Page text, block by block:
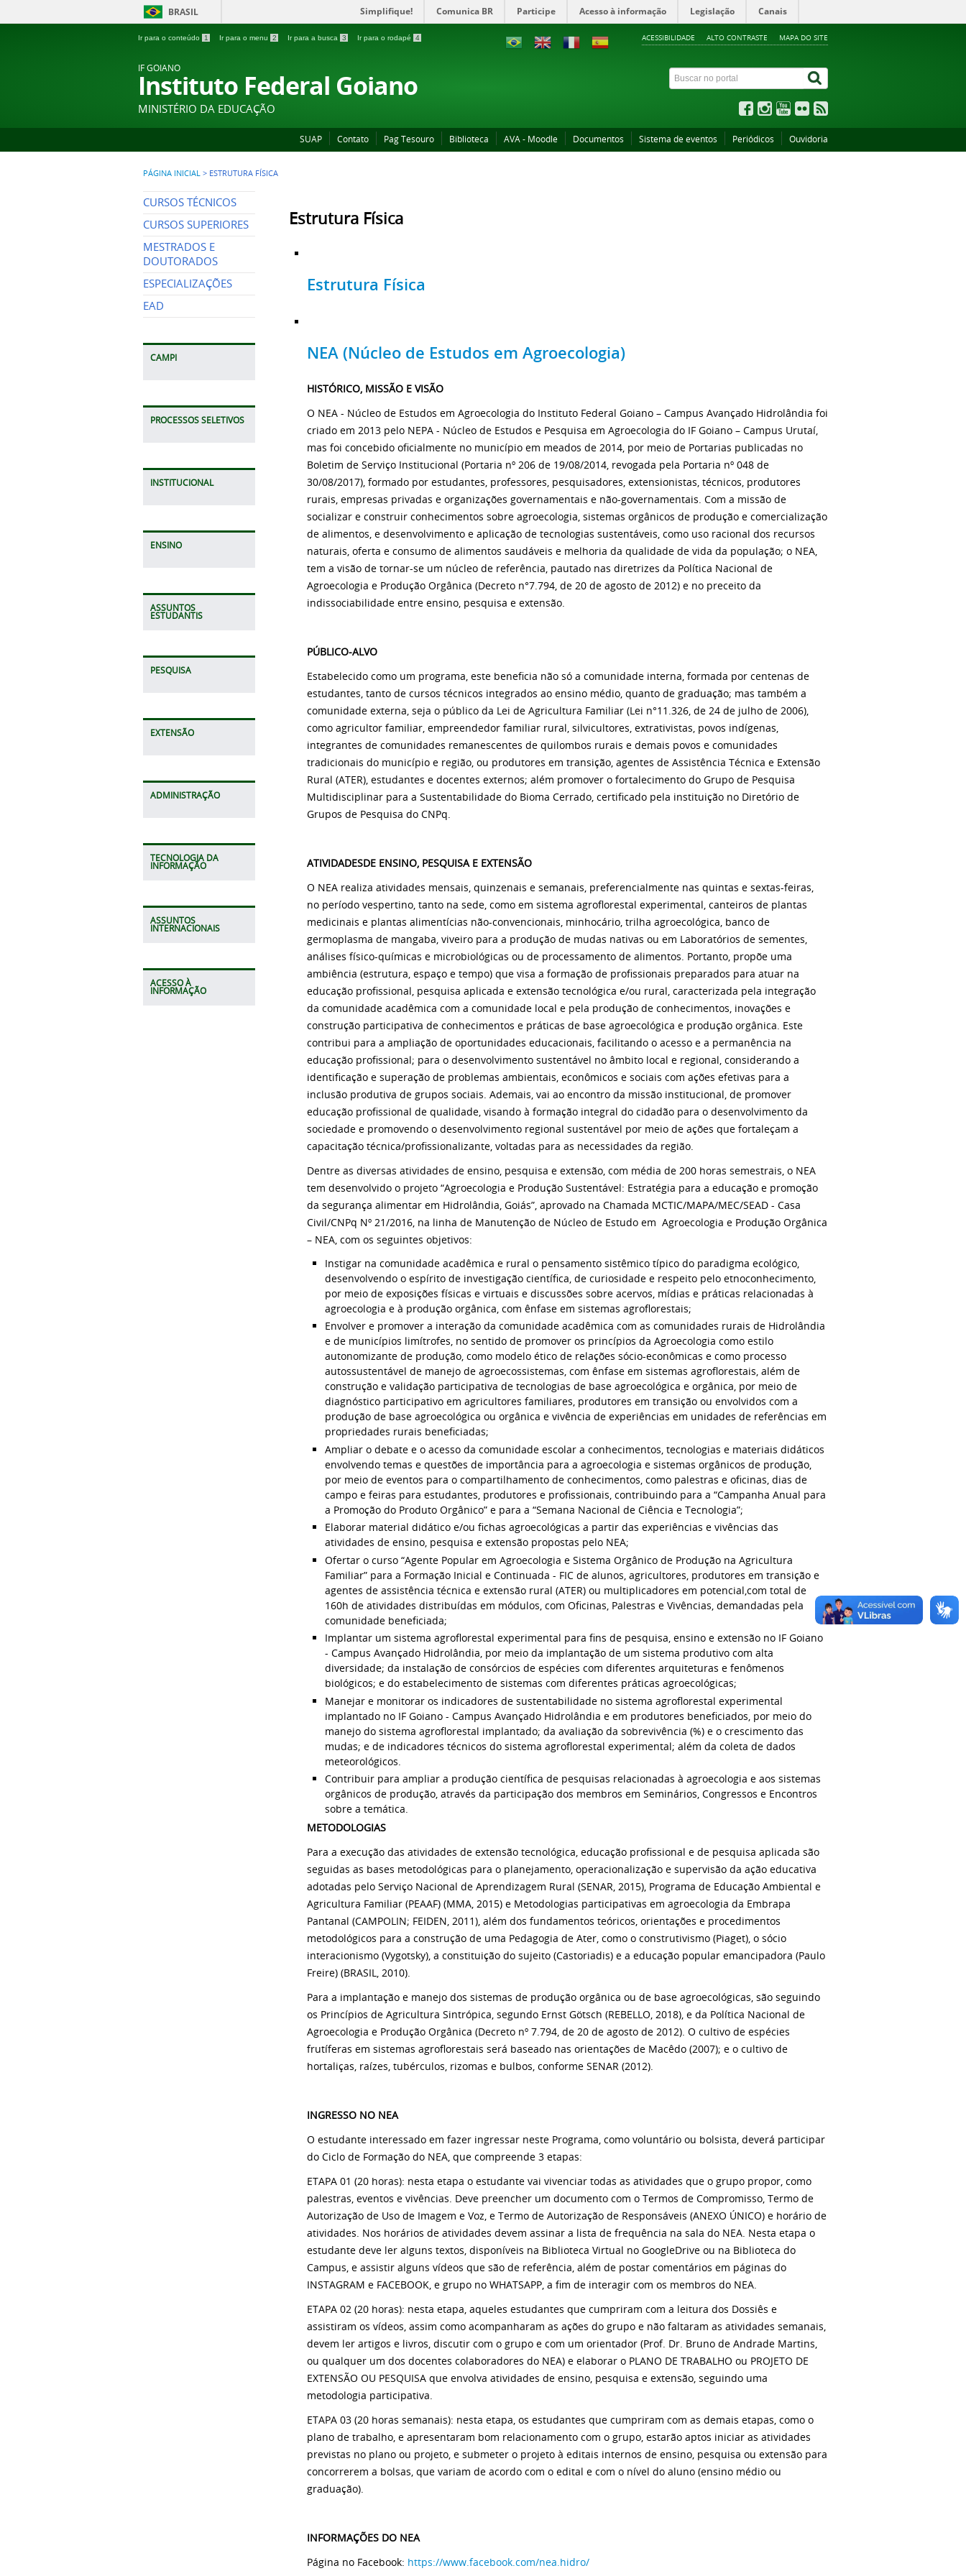
BRASIL Simplifique! Comunica BR Participe Acesso à informação Legislação Canais
Ir para o conteúdo 1 Ir para o menu 2 Ir para a busca 3 Ir para o rodapé 4 ACESSIBILIDADE ALTO CONTRASTE MAPA DO SITE
IF GOIANO
Instituto Federal Goiano
MINISTÉRIO DA EDUCAÇÃO
SUAP Contato Pag Tesouro Biblioteca AVA - Moodle Documentos Sistema de eventos Periódicos Ouvidoria
PÁGINA INICIAL > ESTRUTURA FÍSICA
CURSOS TÉCNICOS
CURSOS SUPERIORES
MESTRADOS E
DOUTORADOS
ESPECIALIZAÇÕES
EAD
CAMPI
PROCESSOS SELETIVOS
INSTITUCIONAL
ENSINO
ASSUNTOS
ESTUDANTIS
PESQUISA
EXTENSÃO
ADMINISTRAÇÃO
TECNOLOGIA DA
INFORMAÇÃO
ASSUNTOS
INTERNACIONAIS
ACESSO À
INFORMAÇÃO
Estrutura Física
Estrutura Física
NEA (Núcleo de Estudos em Agroecologia)
HISTÓRICO, MISSÃO E VISÃO
O NEA - Núcleo de Estudos em Agroecologia do Instituto Federal Goiano – Campus Avançado Hidrolândia foi
criado em 2013 pelo NEPA - Núcleo de Estudos e Pesquisa em Agroecologia do IF Goiano – Campus Urutaí,
mas foi concebido oficialmente no município em meados de 2014, por meio de Portarias publicadas no
Boletim de Serviço Institucional (Portaria nº 206 de 19/08/2014, revogada pela Portaria nº 048 de
30/08/2017), formado por estudantes, professores, pesquisadores, extensionistas, técnicos, produtores
rurais, empresas privadas e organizações governamentais e não-governamentais. Com a missão de
socializar e construir conhecimentos sobre agroecologia, sistemas orgânicos de produção e comercialização
de alimentos, e desenvolvimento e aplicação de tecnologias sustentáveis, como uso racional dos recursos
naturais, oferta e consumo de alimentos saudáveis e melhoria da qualidade de vida da população; o NEA,
tem a visão de tornar-se um núcleo de referência, pautado nas diretrizes da Política Nacional de
Agroecologia e Produção Orgânica (Decreto n°7.794, de 20 de agosto de 2012) e no preceito da
indissociabilidade entre ensino, pesquisa e extensão.
PÚBLICO-ALVO
Estabelecido como um programa, este beneficia não só a comunidade interna, formada por centenas de
estudantes, tanto de cursos técnicos integrados ao ensino médio, quanto de graduação; mas também a
comunidade externa, seja o público da Lei de Agricultura Familiar (Lei n°11.326, de 24 de julho de 2006),
como agricultor familiar, empreendedor familiar rural, silvicultores, extrativistas, povos indígenas,
integrantes de comunidades remanescentes de quilombos rurais e demais povos e comunidades
tradicionais do município e região, ou produtores em transição, agentes de Assistência Técnica e Extensão
Rural (ATER), estudantes e docentes externos; além promover o fortalecimento do Grupo de Pesquisa
Multidisciplinar para a Sustentabilidade do Bioma Cerrado, certificado pela instituição no Diretório de
Grupos de Pesquisa do CNPq.
ATIVIDADESDE ENSINO, PESQUISA E EXTENSÃO
O NEA realiza atividades mensais, quinzenais e semanais, preferencialmente nas quintas e sextas-feiras,
no período vespertino, tanto na sede, como em sistema agroflorestal experimental, canteiros de plantas
medicinais e plantas alimentícias não-convencionais, minhocário, trilha agroecológica, banco de
germoplasma de mangaba, viveiro para a produção de mudas nativas ou em Laboratórios de sementes,
análises físico-químicas e microbiológicas ou de processamento de alimentos. Portanto, propõe uma
ambiência (estrutura, espaço e tempo) que visa a formação de profissionais preparados para atuar na
educação profissional, pesquisa aplicada e extensão tecnológica e/ou rural, caracterizada pela integração
da comunidade acadêmica com a comunidade local e pela produção de conhecimentos, inovações e
construção participativa de conhecimentos e práticas de base agroecológica e produção orgânica. Este
contribui para a ampliação de oportunidades educacionais, facilitando o acesso e a permanência na
educação profissional; para o desenvolvimento sustentável no âmbito local e regional, considerando a
identificação e superação de problemas ambientais, econômicos e sociais com ações efetivas para a
inclusão produtiva de grupos sociais. Ademais, vai ao encontro da missão institucional, de promover
educação profissional de qualidade, visando à formação integral do cidadão para o desenvolvimento da
sociedade e promovendo o desenvolvimento regional sustentável por meio de ações que fortaleçam a
capacitação técnica/profissionalizante, voltadas para as necessidades da região.
Dentre as diversas atividades de ensino, pesquisa e extensão, com média de 200 horas semestrais, o NEA
tem desenvolvido o projeto “Agroecologia e Produção Sustentável: Estratégia para a educação e promoção
da segurança alimentar em Hidrolândia, Goiás”, aprovado na Chamada MCTIC/MAPA/MEC/SEAD - Casa
Civil/CNPq Nº 21/2016, na linha de Manutenção de Núcleo de Estudo em Agroecologia e Produção Orgânica
– NEA, com os seguintes objetivos:
Instigar na comunidade acadêmica e rural o pensamento sistêmico típico do paradigma ecológico,
desenvolvendo o espírito de investigação científica, de curiosidade e respeito pelo etnoconhecimento,
por meio de exposições físicas e virtuais e discussões sobre acervos, mídias e práticas relacionadas à
agroecologia e à produção orgânica, com ênfase em sistemas agroflorestais;
Envolver e promover a interação da comunidade acadêmica com as comunidades rurais de Hidrolândia
e de municípios limítrofes, no sentido de promover os princípios da Agroecologia como estilo
autonomizante de produção, como modelo ético de relações sócio-econômicas e como processo
autossustentável de manejo de agroecossistemas, com ênfase em sistemas agroflorestais, além de
construção e validação participativa de tecnologias de base agroecológica e orgânica, por meio de
diagnóstico participativo em agricultores familiares, produtores em transição ou envolvidos com a
produção de base agroecológica ou orgânica e vivência de experiências em unidades de referências em
propriedades rurais beneficiadas;
Ampliar o debate e o acesso da comunidade escolar a conhecimentos, tecnologias e materiais didáticos
envolvendo temas e questões de importância para a agroecologia e sistemas orgânicos de produção,
por meio de eventos para o compartilhamento de conhecimentos, como palestras e oficinas, dias de
campo e feiras para estudantes, produtores e profissionais, contribuindo para a “Campanha Anual para
a Promoção do Produto Orgânico” e para a “Semana Nacional de Ciência e Tecnologia”;
Elaborar material didático e/ou fichas agroecológicas a partir das experiências e vivências das
atividades de ensino, pesquisa e extensão propostas pelo NEA;
Ofertar o curso “Agente Popular em Agroecologia e Sistema Orgânico de Produção na Agricultura
Familiar” para a Formação Inicial e Continuada - FIC de alunos, agricultores, produtores em transição e
agentes de assistência técnica e extensão rural (ATER) ou multiplicadores em potencial,com total de
160h de atividades distribuídas em módulos, com Oficinas, Palestras e Vivências, demandadas pela
comunidade beneficiada;
Implantar um sistema agroflorestal experimental para fins de pesquisa, ensino e extensão no IF Goiano
- Campus Avançado Hidrolândia, por meio da implantação de um sistema produtivo com alta
diversidade; da instalação de consórcios de espécies com diferentes arquiteturas e fenômenos
biológicos; e do estabelecimento de sistemas com diferentes práticas agroecológicas;
Manejar e monitorar os indicadores de sustentabilidade no sistema agroflorestal experimental
implantado no IF Goiano - Campus Avançado Hidrolândia e em produtores beneficiados, por meio do
manejo do sistema agroflorestal implantado; da avaliação da sobrevivência (%) e o crescimento das
mudas; e de indicadores técnicos do sistema agroflorestal experimental; além da coleta de dados
meteorológicos.
Contribuir para ampliar a produção científica de pesquisas relacionadas à agroecologia e aos sistemas
orgânicos de produção, através da participação dos membros em Seminários, Congressos e Encontros
sobre a temática.
METODOLOGIAS
Para a execução das atividades de extensão tecnológica, educação profissional e de pesquisa aplicada são
seguidas as bases metodológicas para o planejamento, operacionalização e supervisão da ação educativa
adotadas pelo Serviço Nacional de Aprendizagem Rural (SENAR, 2015), Programa de Educação Ambiental e
Agricultura Familiar (PEAAF) (MMA, 2015) e Metodologias participativas em agroecologia da Embrapa
Pantanal (CAMPOLIN; FEIDEN, 2011), além dos fundamentos teóricos, orientações e procedimentos
metodológicos para a construção de uma Pedagogia de Ater, como o construtivismo (Piaget), o sócio
interacionismo (Vygotsky), a constituição do sujeito (Castoriadis) e a educação popular emancipadora (Paulo
Freire) (BRASIL, 2010).
Para a implantação e manejo dos sistemas de produção orgânica ou de base agroecológicas, são seguindo
os Princípios de Agricultura Sintrópica, segundo Ernst Götsch (REBELLO, 2018), e da Política Nacional de
Agroecologia e Produção Orgânica (Decreto nº 7.794, de 20 de agosto de 2012). O cultivo de espécies
frutíferas em sistemas agroflorestais será baseado nas orientações de Macêdo (2007); e o cultivo de
hortaliças, raízes, tubérculos, rizomas e bulbos, conforme SENAR (2012).
INGRESSO NO NEA
O estudante interessado em fazer ingressar neste Programa, como voluntário ou bolsista, deverá participar
do Ciclo de Formação do NEA, que compreende 3 etapas:
ETAPA 01 (20 horas): nesta etapa o estudante vai vivenciar todas as atividades que o grupo propor, como
palestras, eventos e vivências. Deve preencher um documento com o Termos de Compromisso, Termo de
Autorização de Uso de Imagem e Voz, e Termo de Autorização de Responsáveis (ANEXO ÚNICO) e horário de
atividades. Nos horários de atividades devem assinar a lista de frequência na sala do NEA. Nesta etapa o
estudante deve ler alguns textos, disponíveis na Biblioteca Virtual no GoogleDrive ou na Biblioteca do
Campus, e assistir alguns vídeos que são de referência, além de postar comentários em páginas do
INSTAGRAM e FACEBOOK, e grupo no WHATSAPP, a fim de interagir com os membros do NEA.
ETAPA 02 (20 horas): nesta etapa, aqueles estudantes que cumpriram com a leitura dos Dossiês e
assistiram os vídeos, assim como acompanharam as ações do grupo e não faltaram as atividades semanais,
devem ler artigos e livros, discutir com o grupo e com um orientador (Prof. Dr. Bruno de Andrade Martins,
ou qualquer um dos docentes colaboradores do NEA) e elaborar o PLANO DE TRABALHO ou PROJETO DE
EXTENSÃO OU PESQUISA que envolva atividades de ensino, pesquisa e extensão, seguindo uma
metodologia participativa.
ETAPA 03 (20 horas semanais): nesta etapa, os estudantes que cumpriram com as demais etapas, como o
plano de trabalho, e apresentaram bom relacionamento com o grupo, estarão aptos iniciar as atividades
previstas no plano ou projeto, e submeter o projeto à editais internos de ensino, pesquisa ou extensão para
concorrerem a bolsas, que variam de acordo com o edital e com o nível do aluno (ensino médio ou
graduação).
INFORMAÇÕES DO NEA
Página no Facebook: https://www.facebook.com/nea.hidro/